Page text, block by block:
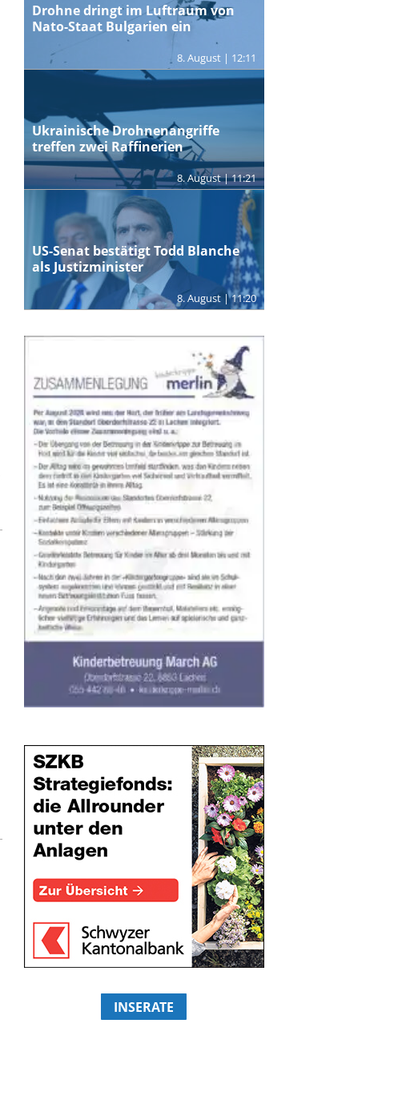
Drohne dringt im Luftraum von
Nato-Staat Bulgarien ein
8. August | 12:11
Ukrainische Drohnenangriffe
treffen zwei Raffinerien
8. August | 11:21
US-Senat bestätigt Todd Blanche
als Justizminister
8. August | 11:20
INSERATE